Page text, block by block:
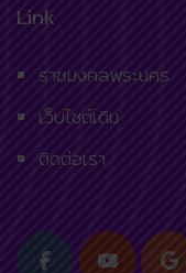
Link
ราชมงคลพระนคร
เว็บไซต์เดิม
ติดต่อเรา